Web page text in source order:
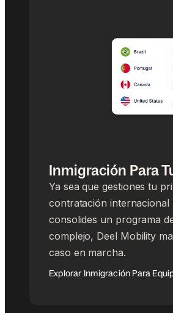
Inmigración Para
Ya sea que gestiones tu
contratación internacional
consolides un programa
complejo, Deel Mobility
caso en marcha.
Explorar Inmigración Para